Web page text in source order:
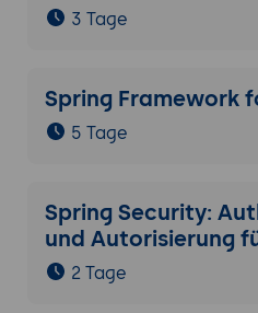
3 Tage
Spring Framework
5 Tage
Spring Security:
und Autorisierung
2 Tage